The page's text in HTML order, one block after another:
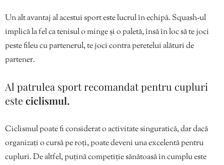
Un alt avantaj al acestui sport este lucrul în echipă. Squash-ul
implică la fel ca tenisul o minge și o paletă, însă în loc să te joci
peste fileu cu partenerul, te joci contra peretelui alături de
partener.
Al patrulea sport recomandat pentru cupluri
esteciclismul.
Ciclismul poate fi considerat o activitate singuratică, dar dacă
organizați o cursă pe roți, poate deveni una excelentă pentru
cupluri. De altfel, puțină competiție sănătoasă în cumplu este